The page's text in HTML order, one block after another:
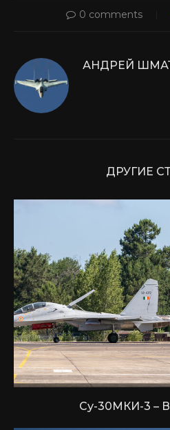
0 comments
АНДРЕЙ
ДРУГИЕ
Су-30МКИ-3 –